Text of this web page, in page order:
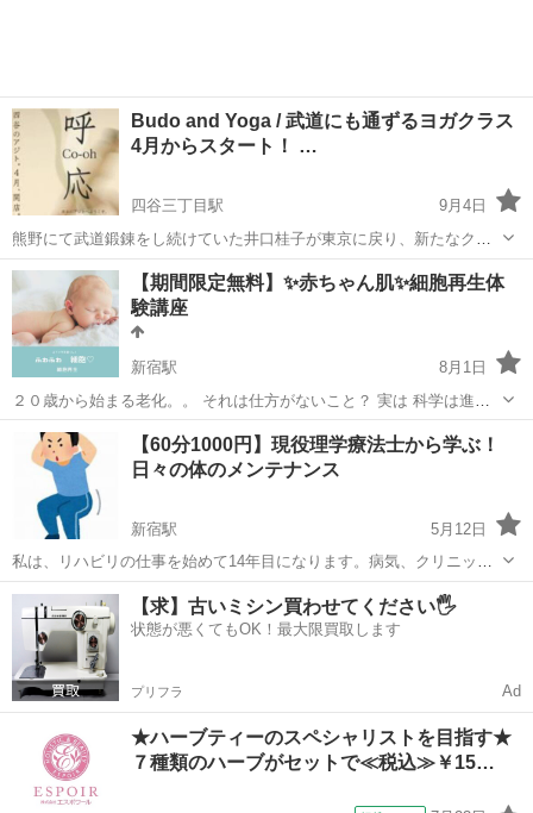
Budo and Yoga / 武道にも通ずるヨガクラス
4月からスタート！ …
四谷三丁目駅
9月4日
熊野にて武道鍛錬をし続けていた井口桂子が東京に戻り、新たなクラ
スを始めます。 ヨーロッパのワークショップでも好評だったこちらの
クラス、ぜひお楽しみに！ こちらは3ヶ月有効チケットはご使用にな
れません。​お稽古当日に都度払...
東京 新宿区 四谷三丁目駅 その他 武道
【期間限定無料】✨赤ちゃん肌✨細胞再生体
験講座
新宿駅
8月1日
２０歳から始まる老化。。 それは仕方がないこと？ 実は 科学は進歩
し続け。。 若返りの遺伝子発見✨ その名は ✨サーチュイン遺伝子✨
この遺伝子の活性化は アンチエイジングのカギ でも いったいどうや
って...
東京 新宿区 新宿駅 その他 美肌
【60分1000円】現役理学療法士から学ぶ！
日々の体のメンテナンス
新宿駅
5月12日
私は、リハビリの仕事を始めて14年目になります。病気、クリニッ
ク、施設、訪問など経験し、リハビリ以外にも介護や福祉、健康器具
や栄養面で勉強してきました。現在は健康に関するビジネスも行うよ
うになりました。 その中でも、技...
東京 新宿区 新宿駅 理学療法士
【求】古いミシン買わせてください🖐️
状態が悪くてもOK！最大限買取します
プリフラ Ad
★ハーブティーのスペシャリストを目指す★
７種類のハーブがセットで≪税込≫￥15…